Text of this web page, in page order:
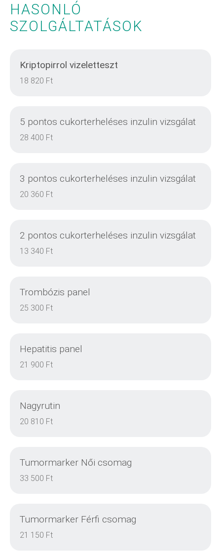
HASONLÓ
SZOLGÁLTATÁSOK
Kriptopirrol vizeletteszt
18 820 Ft
5 pontos cukorterheléses inzulin vizsgálat
28 400 Ft
3 pontos cukorterheléses inzulin vizsgálat
20 360 Ft
2 pontos cukorterheléses inzulin vizsgálat
13 340 Ft
Trombózis panel
25 300 Ft
Hepatitis panel
21 900 Ft
Nagyrutin
20 810 Ft
Tumormarker Női csomag
33 500 Ft
Tumormarker Férfi csomag
21 150 Ft